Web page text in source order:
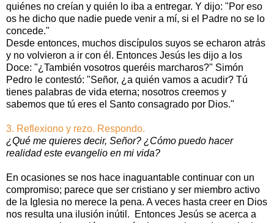
quiénes no creían y quién lo iba a entregar. Y dijo: "Por eso
os he dicho que nadie puede venir a mí, si el Padre no se lo
concede."
Desde entonces, muchos discípulos suyos se echaron atrás
y no volvieron a ir con él. Entonces Jesús les dijo a los
Doce: "¿También vosotros queréis marcharos?" Simón
Pedro le contestó: "Señor, ¿a quién vamos a acudir? Tú
tienes palabras de vida eterna; nosotros creemos y
sabemos que tú eres el Santo consagrado por Dios."
3. Reflexiono y rezo. Respondo.
¿Qué me quieres decir, Señor? ¿Cómo puedo hacer
realidad este evangelio en mi vida?
En ocasiones se nos hace inaguantable continuar con un
compromiso; parece que ser cristiano y ser miembro activo
de la Iglesia no merece la pena. A veces hasta creer en Dios
nos resulta una ilusión inútil. Entonces Jesús se acerca a